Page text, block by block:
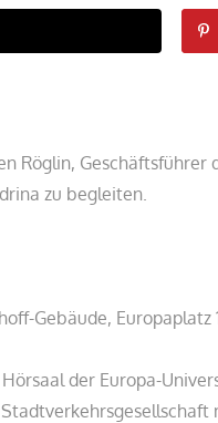
Röglin,
zu begleiten.
Gebäude, Europaplatz
der Europa-